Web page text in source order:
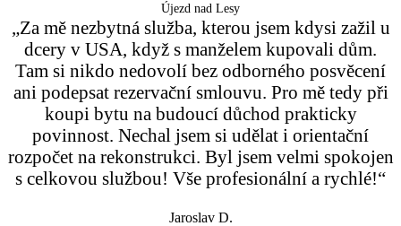
Újezd nad Lesy
„Za mě nezbytná služba, kterou jsem kdysi zažil u
dcery v USA, když s manželem kupovali dům.
Tam si nikdo nedovolí bez odborného posvěcení
ani podepsat rezervační smlouvu. Pro mě tedy při
koupi bytu na budoucí důchod prakticky
povinnost. Nechal jsem si udělat i orientační
rozpočet na rekonstrukci. Byl jsem velmi spokojen
s celkovou službou! Vše profesionální a rychlé!“
Jaroslav D.